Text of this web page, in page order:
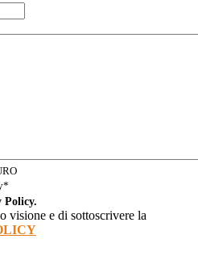
*
Policy.
visione e di sottoscrivere la